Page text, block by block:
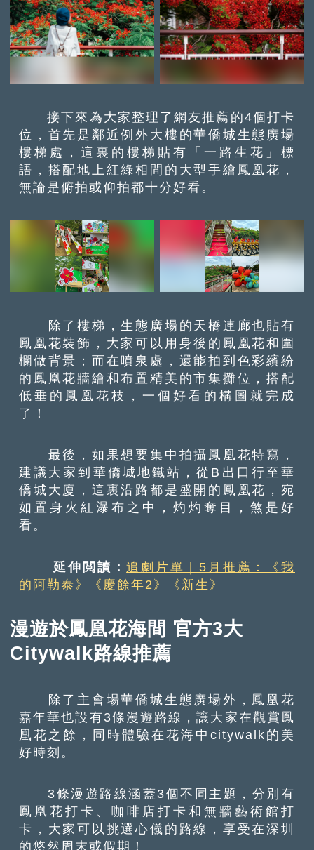
接下來為大家整理了網友推薦的4個打卡
位，首先是鄰近例外大樓的華僑城生態廣場
樓梯處，這裏的樓梯貼有「一路生花」標
語，搭配地上紅綠相間的大型手繪鳳凰花，
無論是俯拍或仰拍都十分好看。
除了樓梯，生態廣場的天橋連廊也貼有
鳳凰花裝飾，大家可以用身後的鳳凰花和圍
欄做背景；而在噴泉處，還能拍到色彩繽紛
的鳳凰花牆繪和布置精美的市集攤位，搭配
低垂的鳳凰花枝，一個好看的構圖就完成
了！
最後，如果想要集中拍攝鳳凰花特寫，
建議大家到華僑城地鐵站，從B出口行至華
僑城大廈，這裏沿路都是盛開的鳳凰花，宛
如置身火紅瀑布之中，灼灼奪目，煞是好
看。
延伸閲讀：追劇片單｜5月推薦：《我
的阿勒泰》《慶餘年2》《新生》
漫遊於鳳凰花海間 官方3大
Citywalk路線推薦
除了主會場華僑城生態廣場外，鳳凰花
嘉年華也設有3條漫遊路線，讓大家在觀賞鳳
凰花之餘，同時體驗在花海中citywalk的美
好時刻。
3條漫遊路線涵蓋3個不同主題，分別有
鳳凰花打卡、咖啡店打卡和無牆藝術館打
卡，大家可以挑選心儀的路線，享受在深圳
的悠然周末或假期！